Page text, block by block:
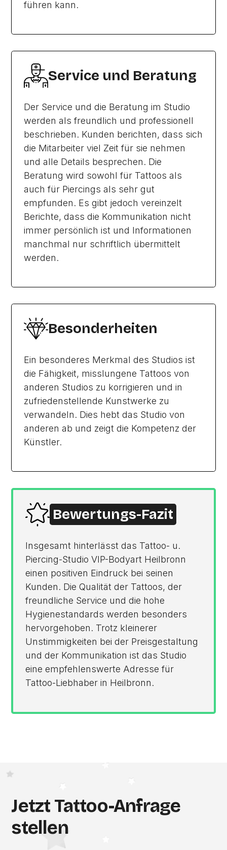
führen kann.
Service und Beratung
Der Service und die Beratung im Studio
werden als freundlich und professionell
beschrieben. Kunden berichten, dass sich
die Mitarbeiter viel Zeit für sie nehmen
und alle Details besprechen. Die
Beratung wird sowohl für Tattoos als
auch für Piercings als sehr gut
empfunden. Es gibt jedoch vereinzelt
Berichte, dass die Kommunikation nicht
immer persönlich ist und Informationen
manchmal nur schriftlich übermittelt
werden.
Besonderheiten
Ein besonderes Merkmal des Studios ist
die Fähigkeit, misslungene Tattoos von
anderen Studios zu korrigieren und in
zufriedenstellende Kunstwerke zu
verwandeln. Dies hebt das Studio von
anderen ab und zeigt die Kompetenz der
Künstler.
Bewertungs-Fazit
Insgesamt hinterlässt das Tattoo- u.
Piercing-Studio VIP-Bodyart Heilbronn
einen positiven Eindruck bei seinen
Kunden. Die Qualität der Tattoos, der
freundliche Service und die hohe
Hygienestandards werden besonders
hervorgehoben. Trotz kleinerer
Unstimmigkeiten bei der Preisgestaltung
und der Kommunikation ist das Studio
eine empfehlenswerte Adresse für
Tattoo-Liebhaber in Heilbronn.
Jetzt Tattoo-Anfrage
stellen